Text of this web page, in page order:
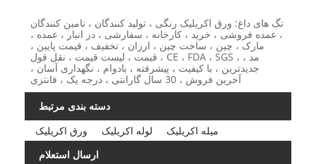
تگ های داغ: ورق اکریلیک رنگی ، تولید کنندگان ، تامین کنندگان
، عمده فروشی ، خرید ، کارخانه ، سفارشی ، در انبار ، عمده ،
مارک ، چین ، ساخت چین ، ارزان ، تخفیف ، قیمت پایین ،
قیمت ، لیست قیمت ، نقل قول ، CE ، FDA ، SGS ، مد ،
جدیدترین ، با کیفیت ، پیشرفته ، بادوام ، نگهداری آسان ،
آخرین فروش ، 30 سال گارانتی ، درجه یک ، فانتزی
دسته بندی مرتبط
ورق اکریلیک
لوله اکریلیک
میله اکریلیک
ارسال استعلام